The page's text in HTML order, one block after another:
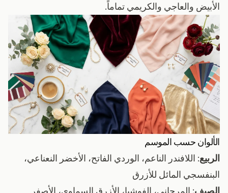
الأبيض والعاجي والكريمي تماماً.
الألوان حسب الموسم
الربيع: اللافندر الناعم، الوردي الفاتح، الأخضر النعناعي،
البنفسجي المائل للأزرق
الصيف: المرجاني، الفوشيا، الأزرق السماوي، الأصفر